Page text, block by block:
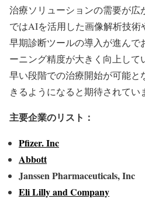
治療ソリューションの需要が広
ではAIを活用した画像解析技術
早期診断ツールの導入が進んで
ーニング精度が大きく向上して
早い段階での治療開始が可能と
きるようになると期待されてい
主要企業のリスト：
Pfizer. Inc
Abbott
Janssen Pharmaceuticals, Inc
Eli Lilly and Company